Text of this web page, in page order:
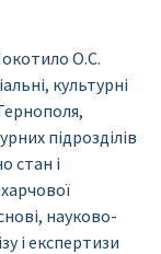
О.С.
культурні
підрозділів
стан і
науково-
і експертизи